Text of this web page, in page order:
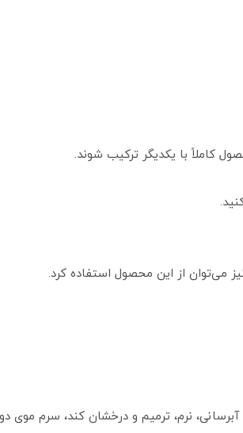
کاملاً با یکدیگر ترکیب شوند.
می‌توان از این محصول استفاده کرد.
نرم، ترمیم و درخشان کند، سرم موی